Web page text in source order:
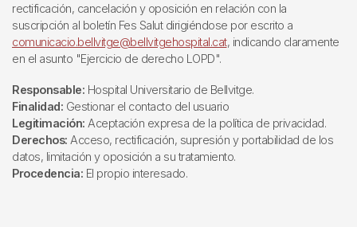
rectificación, cancelación y oposición en relación con la
suscripción al boletín Fes Salut dirigiéndose por escrito a
comunicacio.bellvitge@bellvitgehospital.cat, indicando claramente
en el asunto "Ejercicio de derecho LOPD".
Responsable: Hospital Universitario de Bellvitge.
Finalidad: Gestionar el contacto del usuario
Legitimación: Aceptación expresa de la política de privacidad.
Derechos: Acceso, rectificación, supresión y portabilidad de los
datos, limitación y oposición a su tratamiento.
Procedencia: El propio interesado.